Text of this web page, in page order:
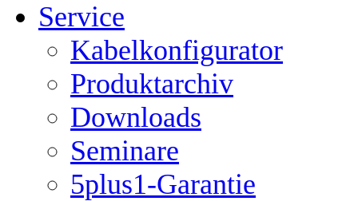
Service
Kabelkonfigurator
Produktarchiv
Downloads
Seminare
5plus1-Garantie